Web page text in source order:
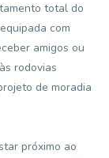
total do
com
amigos ou
rodovias
de moradia
próximo ao